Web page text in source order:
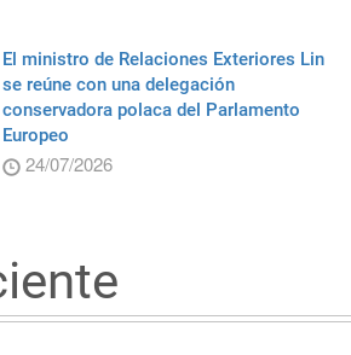
El ministro de Relaciones Exteriores Lin
se reúne con una delegación
conservadora polaca del Parlamento
Europeo
24/07/2026